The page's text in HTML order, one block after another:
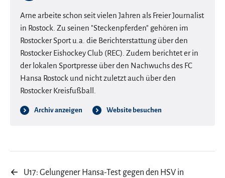
Arne arbeite schon seit vielen Jahren als Freier Journalist
in Rostock. Zu seinen "Steckenpferden" gehören im
Rostocker Sport u.a. die Berichterstattung über den
Rostocker Eishockey Club (REC). Zudem berichtet er in
der lokalen Sportpresse über den Nachwuchs des FC
Hansa Rostock und nicht zuletzt auch über den
Rostocker Kreisfußball.
Archiv anzeigen Website besuchen
←
U17: Gelungener Hansa-Test gegen den HSV in